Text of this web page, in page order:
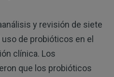
y revisión de siete
de probióticos en el
clínica. Los
que los probióticos